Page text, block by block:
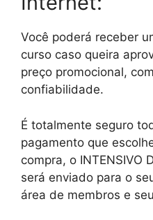
Você poderá receber
curso caso queira
preço promocional,
confiabilidade.
É totalmente seguro
pagamento que
compra, o INTENSIVO
será enviado para o
área de membros e